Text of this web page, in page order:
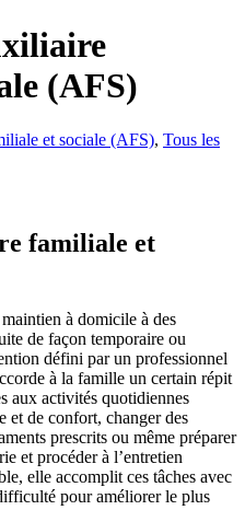
(AFS)
et sociale (AFS), Tous les
familiale et
à domicile à des
de façon temporaire ou
défini par un professionnel
à la famille un certain répit
aux activités quotidiennes
et de confort, changer des
prescrits ou même préparer
et procéder à l’entretien
elle accomplit ces tâches avec
pour améliorer le plus